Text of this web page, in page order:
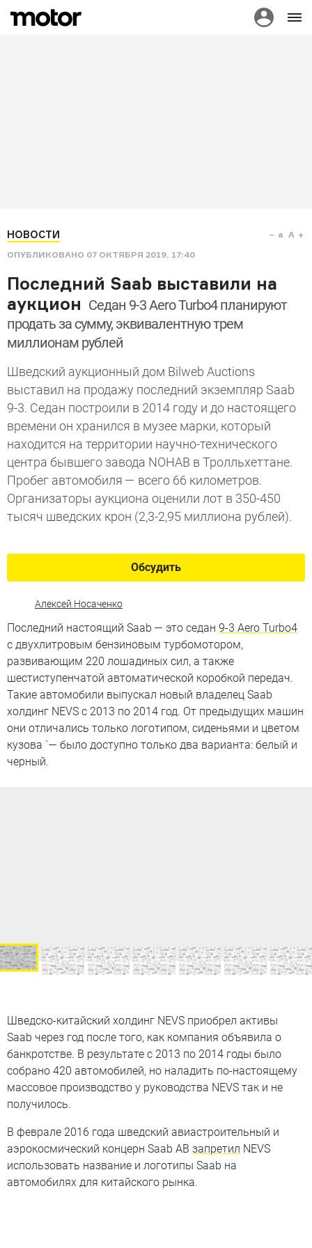
НОВОСТИ
ОПУБЛИКОВАНО 07 ОКТЯБРЯ 2019, 17:40
a A
Последний Saab выставили на
аукцион Седан 9-3 Aero Turbo4 планируют
продать за сумму, эквивалентную трем
миллионам рублей
Шведский аукционный дом Bilweb Auctions
выставил на продажу последний экземпляр Saab
9-3. Седан построили в 2014 году и до настоящего
времени он хранился в музее марки, который
находится на территории научно-технического
центра бывшего завода NOHAB в Тролльхеттане.
Пробег автомобиля — всего 66 километров.
Организаторы аукциона оценили лот в 350-450
тысяч шведских крон (2,3-2,95 миллиона рублей).
Обсудить
Алексей Носаченко
Последний настоящий Saab — это седан 9-3 Aero Turbo4
с двухлитровым бензиновым турбомотором,
развивающим 220 лошадиных сил, а также
шестиступенчатой автоматической коробкой передач.
Такие автомобили выпускал новый владелец Saab
холдинг NEVS с 2013 по 2014 год. От предыдущих машин
они отличались только логотипом, сиденьями и цветом
кузова `— было доступно только два варианта: белый и
черный.
Шведско-китайский холдинг NEVS приобрел активы
Saab через год после того, как компания объявила о
банкротстве. В результате с 2013 по 2014 годы было
собрано 420 автомобилей, но наладить по-настоящему
массовое производство у руководства NEVS так и не
получилось.
В феврале 2016 года шведский авиастроительный и
аэрокосмический концерн Saab AB запретил NEVS
использовать название и логотипы Saab на
автомобилях для китайского рынка.